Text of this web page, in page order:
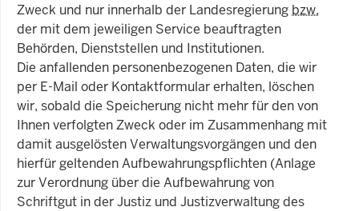
Zweck und nur innerhalb der Landesregierung bzw.
der mit dem jeweiligen Service beauftragten
Behörden, Dienststellen und Institutionen.
Die anfallenden personenbezogenen Daten, die wir
per E-Mail oder Kontaktformular erhalten, löschen
wir, sobald die Speicherung nicht mehr für den von
Ihnen verfolgten Zweck oder im Zusammenhang mit
damit ausgelösten Verwaltungsvorgängen und den
hierfür geltenden Aufbewahrungspflichten (Anlage
zur Verordnung über die Aufbewahrung von
Schriftgut in der Justiz und Justizverwaltung des